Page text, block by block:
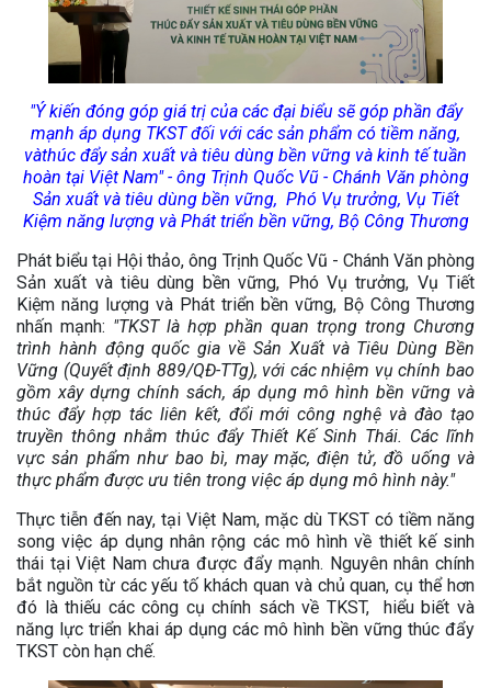
"Ý kiến đóng góp giá trị của các đại biểu sẽ góp phần đẩy
mạnh áp dụng TKST đối với các sản phẩm có tiềm năng,
vàthúc đẩy sản xuất và tiêu dùng bền vững và kinh tế tuần
hoàn tại Việt Nam" - ông Trịnh Quốc Vũ - Chánh Văn phòng
Sản xuất và tiêu dùng bền vững, Phó Vụ trưởng, Vụ Tiết
Kiệm năng lượng và Phát triển bền vững, Bộ Công Thương
Phát biểu tại Hội thảo, ông Trịnh Quốc Vũ - Chánh Văn phòng
Sản xuất và tiêu dùng bền vững, Phó Vụ trưởng, Vụ Tiết
Kiệm năng lượng và Phát triển bền vững, Bộ Công Thương
nhấn mạnh: "TKST là hợp phần quan trọng trong Chương
trình hành động quốc gia về Sản Xuất và Tiêu Dùng Bền
Vững (Quyết định 889/QĐ-TTg), với các nhiệm vụ chính bao
gồm xây dựng chính sách, áp dụng mô hình bền vững và
thúc đẩy hợp tác liên kết, đổi mới công nghệ và đào tạo
truyền thông nhằm thúc đẩy Thiết Kế Sinh Thái. Các lĩnh
vực sản phẩm như bao bì, may mặc, điện tử, đồ uống và
thực phẩm được ưu tiên trong việc áp dụng mô hình này."
Thực tiễn đến nay, tại Việt Nam, mặc dù TKST có tiềm năng
song việc áp dụng nhân rộng các mô hình về thiết kế sinh
thái tại Việt Nam chưa được đẩy mạnh. Nguyên nhân chính
bắt nguồn từ các yếu tố khách quan và chủ quan, cụ thể hơn
đó là thiếu các công cụ chính sách về TKST, hiểu biết và
năng lực triển khai áp dụng các mô hình bền vững thúc đẩy
TKST còn hạn chế.